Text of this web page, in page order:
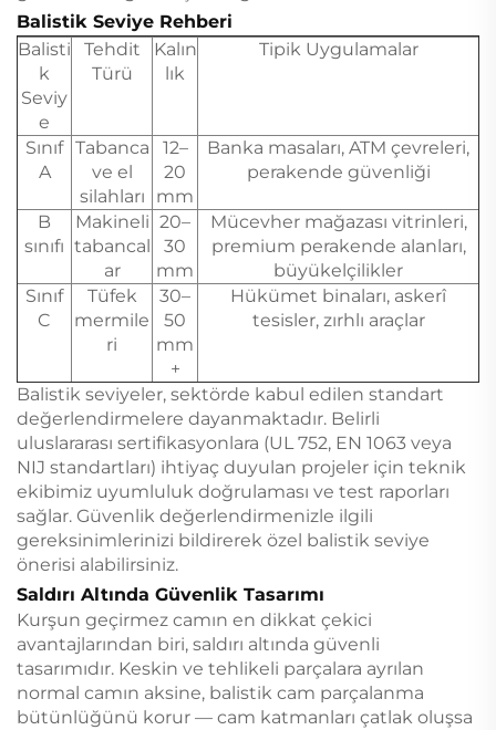
Balistik Seviye Rehberi
Balisti
k
Seviy
e
Tehdit
Türü
Kalın
lık
Tipik Uygulamalar
Sınıf
A
Tabanca
ve el
silahları
12–
20
mm
Banka masaları, ATM çevreleri,
perakende güvenliği
B
sınıfı
Makineli
tabancal
ar
20–
30
mm
Mücevher mağazası vitrinleri,
premium perakende alanları,
büyükelçilikler
Sınıf
C
Tüfek
mermile
ri
30–
50
mm
+
Hükümet binaları, askerî
tesisler, zırhlı araçlar
Balistik seviyeler, sektörde kabul edilen standart
değerlendirmelere dayanmaktadır. Belirli
uluslararası sertifikasyonlara (UL 752, EN 1063 veya
NIJ standartları) ihtiyaç duyulan projeler için teknik
ekibimiz uyumluluk doğrulaması ve test raporları
sağlar. Güvenlik değerlendirmenizle ilgili
gereksinimlerinizi bildirerek özel balistik seviye
önerisi alabilirsiniz.
Saldırı Altında Güvenlik Tasarımı
Kurşun geçirmez camın en dikkat çekici
avantajlarından biri, saldırı altında güvenli
tasarımıdır. Keskin ve tehlikeli parçalara ayrılan
normal camın aksine, balistik cam parçalanma
bütünlüğünü korur — cam katmanları çatlak oluşsa